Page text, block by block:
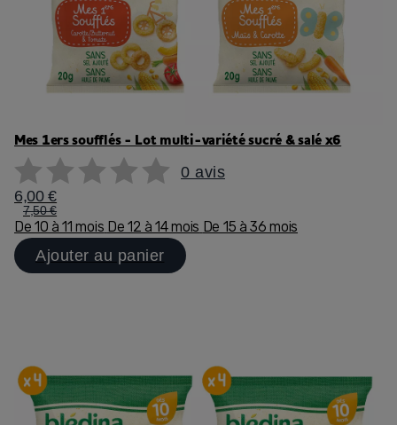
Mes 1ers soufflés - Lot multi-variété sucré & salé x6
0 avis
6,00 €
7,50 €
De 10 à 11 mois De 12 à 14 mois De 15 à 36 mois
Ajouter au panier